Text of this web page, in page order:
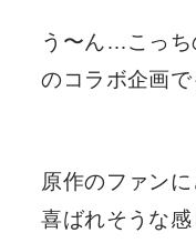
う〜ん…こっち
のコラボ企画で
原作のファン
喜ばれそうな